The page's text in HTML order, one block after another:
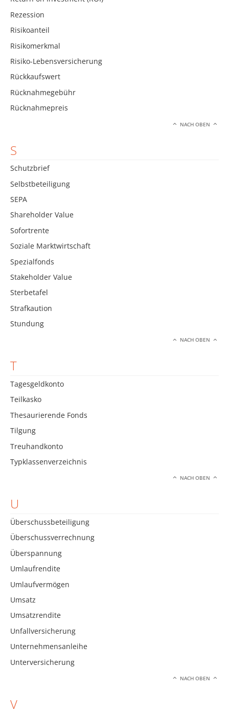
Rezession
Risikoanteil
Risikomerkmal
Risiko-Lebensversicherung
Rückkaufswert
Rücknahmegebühr
Rücknahmepreis
NACH OBEN
S
Schutzbrief
Selbstbeteiligung
SEPA
Shareholder Value
Sofortrente
Soziale Marktwirtschaft
Spezialfonds
Stakeholder Value
Sterbetafel
Strafkaution
Stundung
NACH OBEN
T
Tagesgeldkonto
Teilkasko
Thesaurierende Fonds
Tilgung
Treuhandkonto
Typklassenverzeichnis
NACH OBEN
U
Überschussbeteiligung
Überschussverrechnung
Überspannung
Umlaufrendite
Umlaufvermögen
Umsatz
Umsatzrendite
Unfallversicherung
Unternehmensanleihe
Unterversicherung
NACH OBEN
V